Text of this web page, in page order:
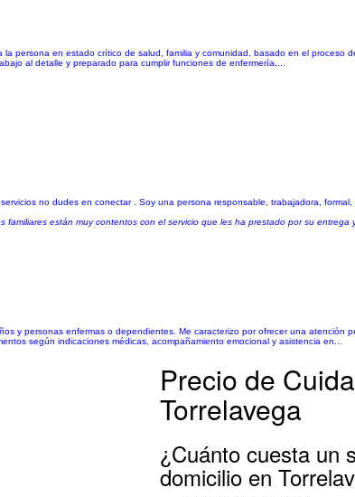
persona en estado crítico de salud, familia y comunidad, basado en el proceso
al detalle y preparado para cumplir funciones de enfermería,...
no dudes en conectar . Soy una persona responsable, trabajadora,
están muy contentos con el servicio que les ha prestado por su
y personas enfermas o dependientes. Me caracterizo por ofrecer una atención
según indicaciones médicas, acompañamiento emocional y asistencia en...
Precio de
Torrelavega
¿Cuánto cuesta un
domicilio en